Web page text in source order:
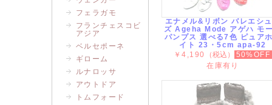
エナメル&リボン バレエシ
ズ Ageha Mode アゲハ モ
パンプス 選べる7色 ピュア
イト 23・5cm apa-92
￥4,190
（税込）
50%OFF
在庫有り
フェラガモ
フランチェスコビ
アジア
ベルセポーネ
ギローム
ルナロッサ
アウトドア
トムフォード